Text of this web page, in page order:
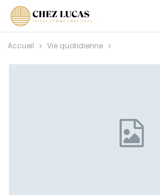
Accueil Vie quotidienne